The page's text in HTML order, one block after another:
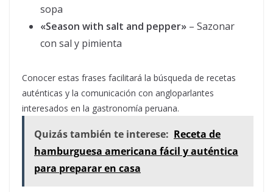
sopa
«Season with salt and pepper» – Sazonar
con sal y pimienta
Conocer estas frases facilitará la búsqueda de recetas
auténticas y la comunicación con angloparlantes
interesados en la gastronomía peruana.
Quizás también te interese: Receta de
hamburguesa americana fácil y auténtica
para preparar en casa